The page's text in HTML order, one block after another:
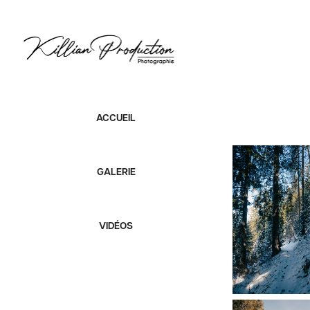
ACCUEIL
GALERIE
VIDÉOS